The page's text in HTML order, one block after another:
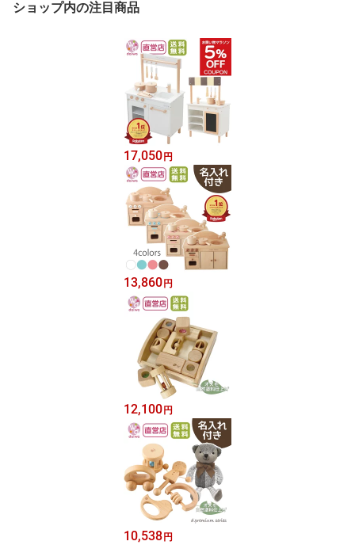
ショップ内の注目商品
17,050 円
13,860 円
12,100 円
10,538 円